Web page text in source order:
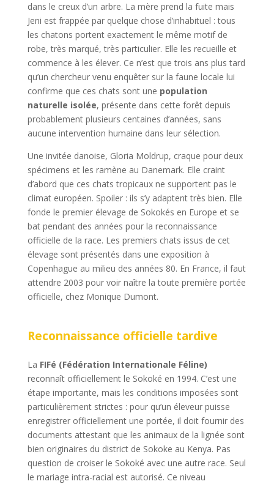
dans le creux d’un arbre. La mère prend la fuite mais
Jeni est frappée par quelque chose d’inhabituel : tous
les chatons portent exactement le même motif de
robe, très marqué, très particulier. Elle les recueille et
commence à les élever. Ce n’est que trois ans plus tard
qu’un chercheur venu enquêter sur la faune locale lui
confirme que ces chats sont une population
naturelle isolée, présente dans cette forêt depuis
probablement plusieurs centaines d’années, sans
aucune intervention humaine dans leur sélection.
Une invitée danoise, Gloria Moldrup, craque pour deux
spécimens et les ramène au Danemark. Elle craint
d’abord que ces chats tropicaux ne supportent pas le
climat européen. Spoiler : ils s’y adaptent très bien. Elle
fonde le premier élevage de Sokokés en Europe et se
bat pendant des années pour la reconnaissance
officielle de la race. Les premiers chats issus de cet
élevage sont présentés dans une exposition à
Copenhague au milieu des années 80. En France, il faut
attendre 2003 pour voir naître la toute première portée
officielle, chez Monique Dumont.
Reconnaissance officielle tardive
La FIFé (Fédération Internationale Féline)
reconnaît officiellement le Sokoké en 1994. C’est une
étape importante, mais les conditions imposées sont
particulièrement strictes : pour qu’un éleveur puisse
enregistrer officiellement une portée, il doit fournir des
documents attestant que les animaux de la lignée sont
bien originaires du district de Sokoke au Kenya. Pas
question de croiser le Sokoké avec une autre race. Seul
le mariage intra-racial est autorisé. Ce niveau